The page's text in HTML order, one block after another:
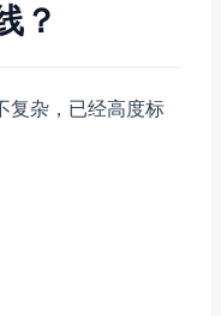
？
复杂，已经高度标